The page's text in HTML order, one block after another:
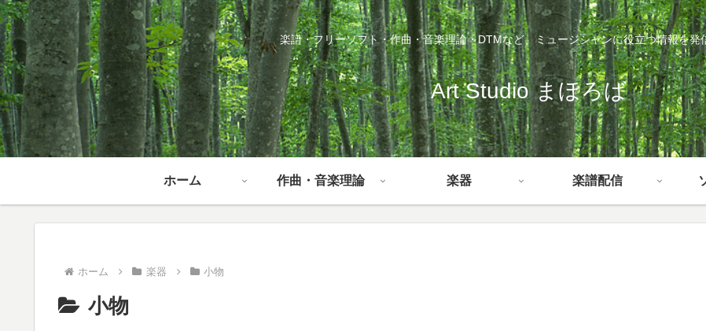
楽譜・フリーソフト・作曲・音楽理論・DTMなど、ミュージシャンに役立つ情報を発
Art Studio まほろば
ホーム 作曲・音楽理論 楽器 楽譜配信
ホーム 楽器 小物
小物